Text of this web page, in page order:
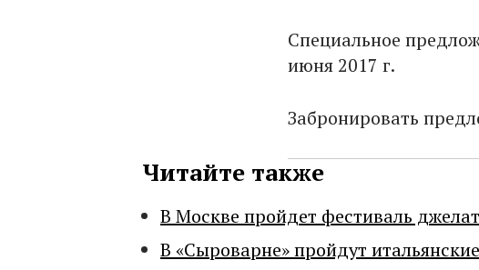
Специальное
июня 2017 г.
Забронировать
Читайте также
В Москве пройдет фестиваль
В «Сыроварне» пройдут